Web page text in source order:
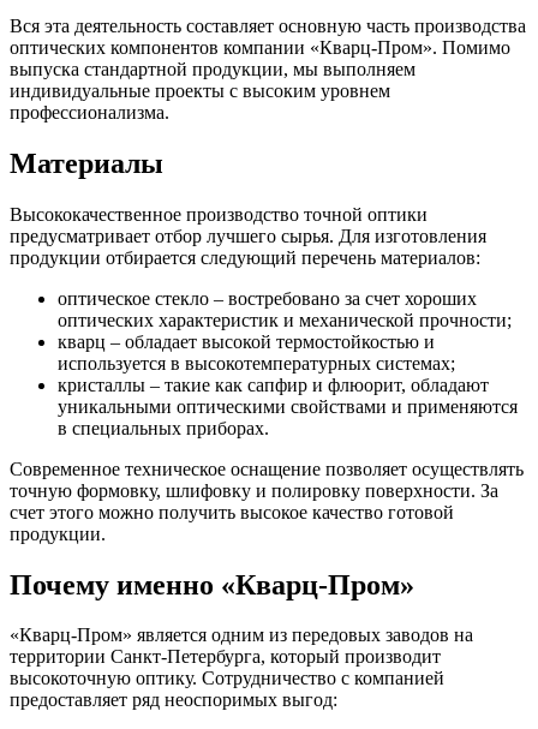
Вся эта деятельность составляет основную часть производства
оптических компонентов компании «Кварц-Пром». Помимо
выпуска стандартной продукции, мы выполняем
индивидуальные проекты с высоким уровнем
профессионализма.
Материалы
Высококачественное производство точной оптики
предусматривает отбор лучшего сырья. Для изготовления
продукции отбирается следующий перечень материалов:
оптическое стекло – востребовано за счет хороших
оптических характеристик и механической прочности;
кварц – обладает высокой термостойкостью и
используется в высокотемпературных системах;
кристаллы – такие как сапфир и флюорит, обладают
уникальными оптическими свойствами и применяются
в специальных приборах.
Современное техническое оснащение позволяет осуществлять
точную формовку, шлифовку и полировку поверхности. За
счет этого можно получить высокое качество готовой
продукции.
Почему именно «Кварц-Пром»
«Кварц-Пром» является одним из передовых заводов на
территории Санкт-Петербурга, который производит
высокоточную оптику. Сотрудничество с компанией
предоставляет ряд неоспоримых выгод: